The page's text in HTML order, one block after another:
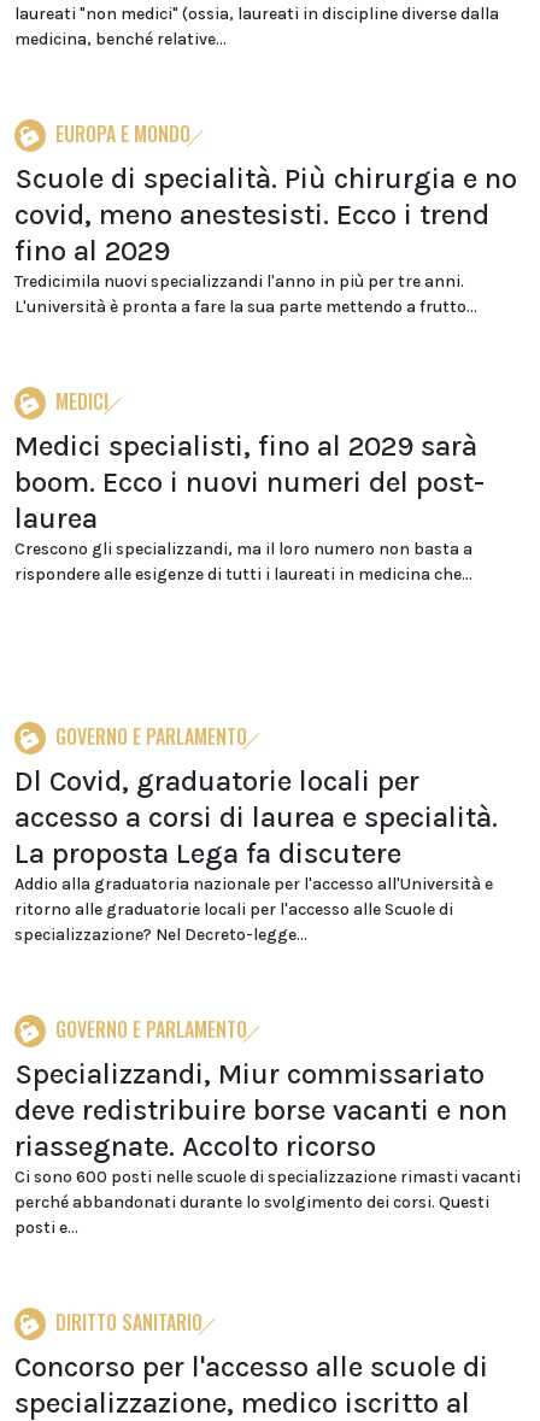
laureati "non medici" (ossia, laureati in discipline diverse dalla
medicina, benché relative...
EUROPA E MONDO
Scuole di specialità. Più chirurgia e no
covid, meno anestesisti. Ecco i trend
fino al 2029
Tredicimila nuovi specializzandi l'anno in più per tre anni.
L'università è pronta a fare la sua parte mettendo a frutto...
MEDICI
Medici specialisti, fino al 2029 sarà
boom. Ecco i nuovi numeri del post-
laurea
Crescono gli specializzandi, ma il loro numero non basta a
rispondere alle esigenze di tutti i laureati in medicina che...
GOVERNO E PARLAMENTO
Dl Covid, graduatorie locali per
accesso a corsi di laurea e specialità.
La proposta Lega fa discutere
Addio alla graduatoria nazionale per l'accesso all'Università e
ritorno alle graduatorie locali per l'accesso alle Scuole di
specializzazione? Nel Decreto-legge...
GOVERNO E PARLAMENTO
Specializzandi, Miur commissariato
deve redistribuire borse vacanti e non
riassegnate. Accolto ricorso
Ci sono 600 posti nelle scuole di specializzazione rimasti vacanti
perché abbandonati durante lo svolgimento dei corsi. Questi
posti e...
DIRITTO SANITARIO
Concorso per l'accesso alle scuole di
specializzazione, medico iscritto al